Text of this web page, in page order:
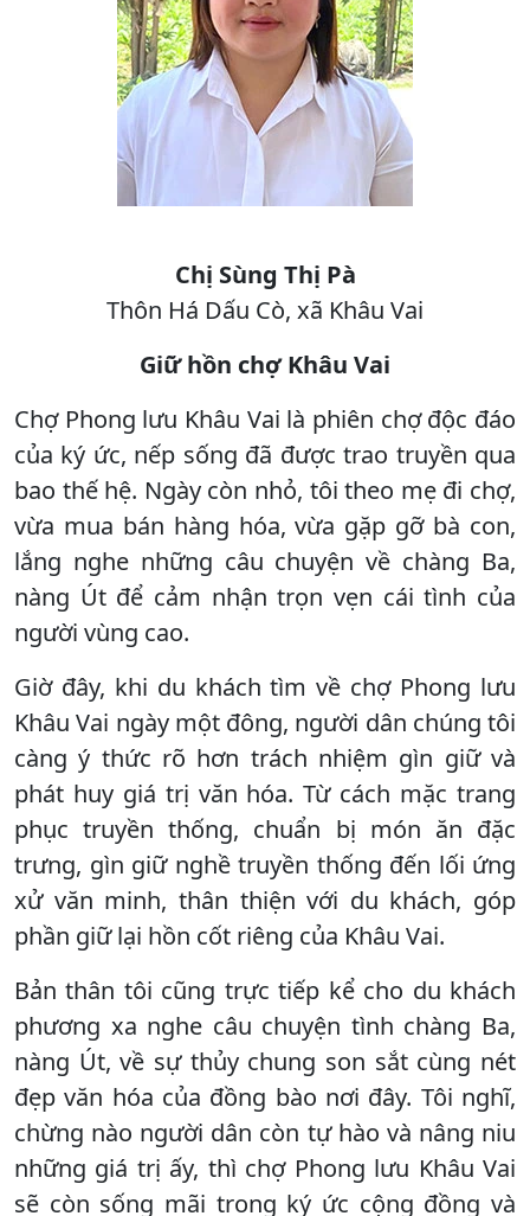
Chị Sùng Thị Pà
Thôn Há Dấu Cò, xã Khâu Vai
Giữ hồn chợ Khâu Vai
Chợ Phong lưu Khâu Vai là phiên chợ độc đáo
của ký ức, nếp sống đã được trao truyền qua
bao thế hệ. Ngày còn nhỏ, tôi theo mẹ đi chợ,
vừa mua bán hàng hóa, vừa gặp gỡ bà con,
lắng nghe những câu chuyện về chàng Ba,
nàng Út để cảm nhận trọn vẹn cái tình của
người vùng cao.
Giờ đây, khi du khách tìm về chợ Phong lưu
Khâu Vai ngày một đông, người dân chúng tôi
càng ý thức rõ hơn trách nhiệm gìn giữ và
phát huy giá trị văn hóa. Từ cách mặc trang
phục truyền thống, chuẩn bị món ăn đặc
trưng, gìn giữ nghề truyền thống đến lối ứng
xử văn minh, thân thiện với du khách, góp
phần giữ lại hồn cốt riêng của Khâu Vai.
Bản thân tôi cũng trực tiếp kể cho du khách
phương xa nghe câu chuyện tình chàng Ba,
nàng Út, về sự thủy chung son sắt cùng nét
đẹp văn hóa của đồng bào nơi đây. Tôi nghĩ,
chừng nào người dân còn tự hào và nâng niu
những giá trị ấy, thì chợ Phong lưu Khâu Vai
sẽ còn sống mãi trong ký ức cộng đồng và